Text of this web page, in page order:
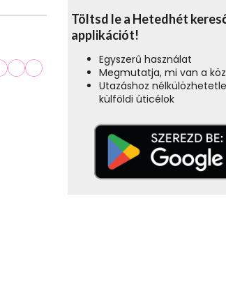
Töltsd le a Hetedhét
applikációt!
Egyszerű használat
Megmutatja, mi van a
Utazáshoz
külföldi úticélok